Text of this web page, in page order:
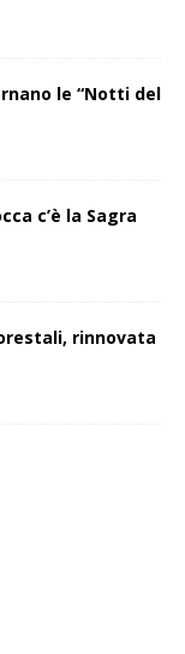
le “Notti del
c’è la Sagra
rinnovata